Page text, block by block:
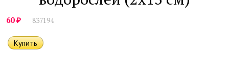
60₽ 837194